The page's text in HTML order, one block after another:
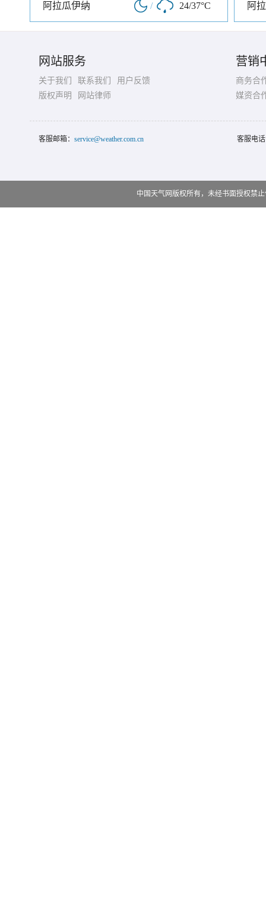
阿拉瓜伊纳 / 24/37°C 阿
网站服务
关于我们 联系我们
用户反馈
版权声明
网站律师
营销
商务合
媒资合
客服邮箱： service@weather.com.cn 客服电
中国天气网版权所有，未经书面授权